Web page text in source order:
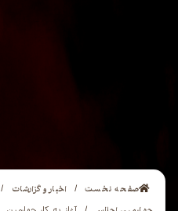
صفحه نخست / اخبار و گزارشات /